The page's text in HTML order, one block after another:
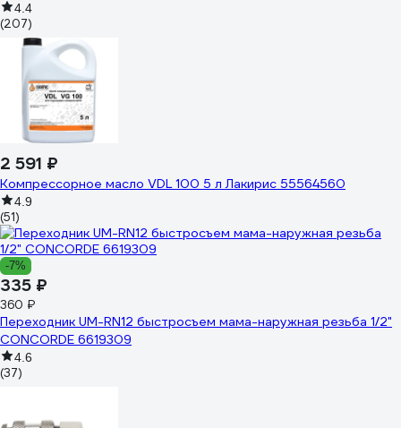
4.4
(207)
2 591 ₽
Компрессорное масло VDL 100 5 л Лакирис 55564560
4.9
(51)
-7%
335 ₽
360 ₽
Переходник UM-RN12 быстросъем мама-наружная резьба 1/2"
CONCORDE 6619309
4.6
(37)